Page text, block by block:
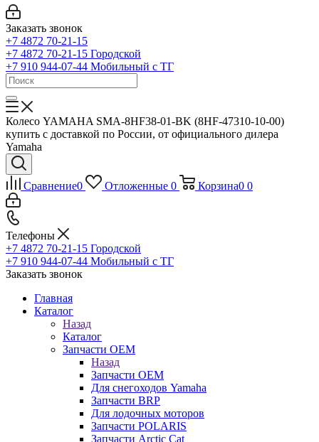
Заказать звонок
+7 4872 70-21-15
+7 4872 70-21-15 Городской
+7 910 944-07-44 Мобильный с ТГ
Колесо YAMAHA SMA-8HF38-01-BK (8HF-47310-10-00)
купить с доставкой по России, от официального дилера
Yamaha
Сравнение0 Отложенные 0 Корзина0 0
Телефоны
+7 4872 70-21-15 Городской
+7 910 944-07-44 Мобильный с ТГ
Заказать звонок
Главная
Каталог
Назад
Каталог
Запчасти OEM
Назад
Запчасти OEM
Для снегоходов Yamaha
Запчасти BRP
Для лодочных моторов
Запчасти POLARIS
Запчасти Arctic Cat